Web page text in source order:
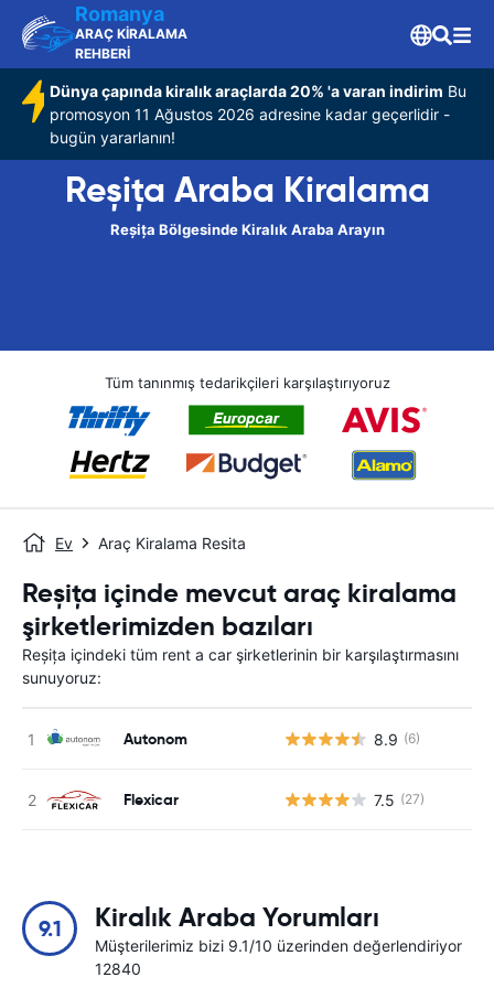
Romanya
ARAÇ KİRALAMA
REHBERİ
Dünya çapında kiralık araçlarda 20% 'a varan indirim Bu
promosyon 11 Ağustos 2026 adresine kadar geçerlidir -
bugün yararlanın!
Reșița Araba Kiralama
Reșița Bölgesinde Kiralık Araba Arayın
Tüm tanınmış tedarikçileri karşılaştırıyoruz
Ev Araç Kiralama Resita
Reșița içinde mevcut araç kiralama
şirketlerimizden bazıları
Reșița içindeki tüm rent a car şirketlerinin bir karşılaştırmasını
sunuyoruz:
Autonom 8.9 (6)
Flexicar 7.5 (27)
9.1 Kiralık Araba Yorumları
Müşterilerimiz bizi 9.1/10 üzerinden değerlendiriyor
12840